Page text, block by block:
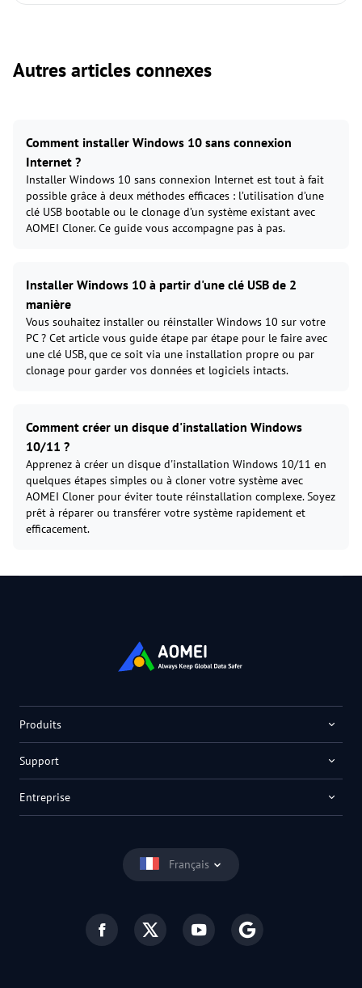
Autres articles connexes
Comment installer Windows 10 sans connexion
Internet ?
Installer Windows 10 sans connexion Internet est tout à fait
possible grâce à deux méthodes efficaces : l’utilisation d’une
clé USB bootable ou le clonage d’un système existant avec
AOMEI Cloner. Ce guide vous accompagne pas à pas.
Installer Windows 10 à partir d'une clé USB de 2
manière
Vous souhaitez installer ou réinstaller Windows 10 sur votre
PC ? Cet article vous guide étape par étape pour le faire avec
une clé USB, que ce soit via une installation propre ou par
clonage pour garder vos données et logiciels intacts.
Comment créer un disque d'installation Windows
10/11 ?
Apprenez à créer un disque d'installation Windows 10/11 en
quelques étapes simples ou à cloner votre système avec
AOMEI Cloner pour éviter toute réinstallation complexe. Soyez
prêt à réparer ou transférer votre système rapidement et
efficacement.
Français
Produits
Support
Entreprise